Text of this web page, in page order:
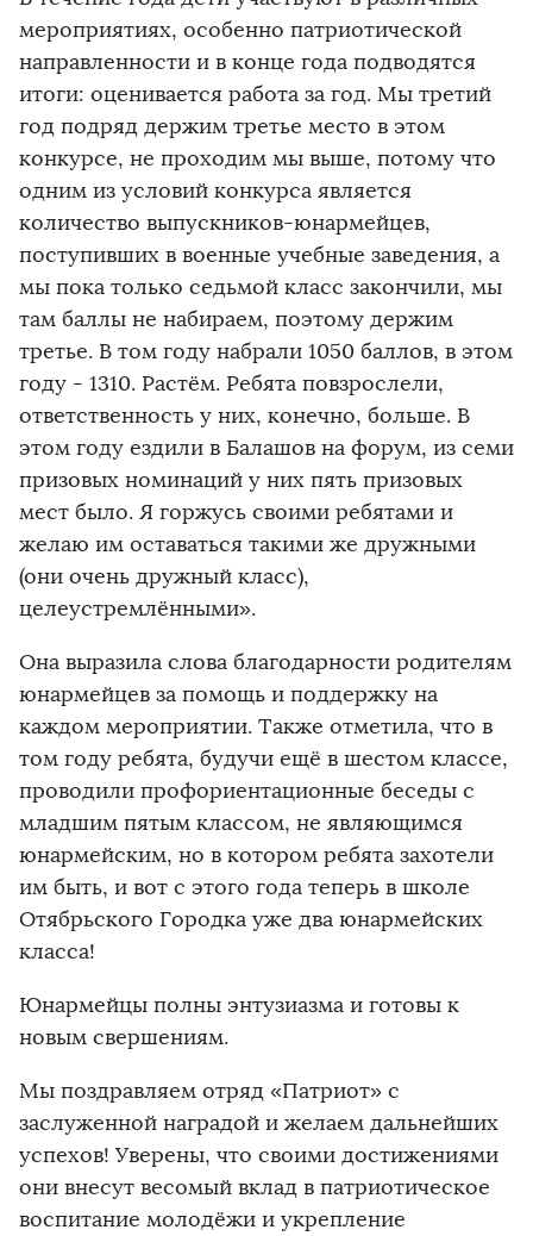
мероприятиях, особенно патриотической
направленности и в конце года подводятся
итоги: оценивается работа за год. Мы третий
год подряд держим третье место в этом
конкурсе, не проходим мы выше, потому что
одним из условий конкурса является
количество выпускников-юнармейцев,
поступивших в военные учебные заведения, а
мы пока только седьмой класс закончили, мы
там баллы не набираем, поэтому держим
третье. В том году набрали 1050 баллов, в этом
году - 1310. Растём. Ребята повзрослели,
ответственность у них, конечно, больше. В
этом году ездили в Балашов на форум, из семи
призовых номинаций у них пять призовых
мест было. Я горжусь своими ребятами и
желаю им оставаться такими же дружными
(они очень дружный класс),
целеустремлёнными».
Она выразила слова благодарности родителям
юнармейцев за помощь и поддержку на
каждом мероприятии. Также отметила, что в
том году ребята, будучи ещё в шестом классе,
проводили профориентационные беседы с
младшим пятым классом, не являющимся
юнармейским, но в котором ребята захотели
им быть, и вот с этого года теперь в школе
Отябрьского Городка уже два юнармейских
класса!
Юнармейцы полны энтузиазма и готовы к
новым свершениям.
Мы поздравляем отряд «Патриот» с
заслуженной наградой и желаем дальнейших
успехов! Уверены, что своими достижениями
они внесут весомый вклад в патриотическое
воспитание молодёжи и укрепление